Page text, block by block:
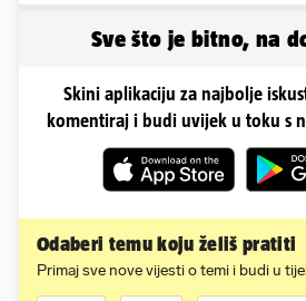
Sve što je bitno, na
Skini aplikaciju za najbolje
komentiraj i budi uvijek u toku s
Odaberi temu koju želiš pratiti
Primaj sve nove vijesti o temi i budi u